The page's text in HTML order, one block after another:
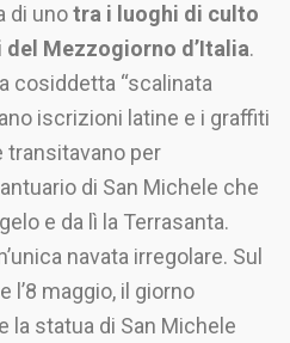
di unotra i luoghi di culto
Mezzogiorno d’Italia.
cosiddetta “scalinata
iscrizioni latine e i graffiti
transitavano per
di San Michele che
e da lì la Terrasanta.
navata irregolare. Sul
l’8 maggio, il giorno
la statua di San Michele